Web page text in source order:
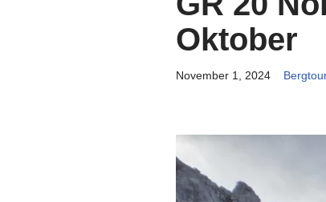
Oktober
November 1, 2024 Bergtour